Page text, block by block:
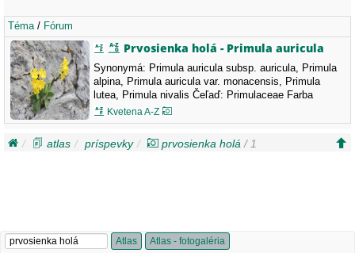
Téma / Fórum
Prvosienka holá - Primula auricula
Synonymá: Primula auricula subsp. auricula, Primula
alpina, Primula auricula var. monacensis, Primula
lutea, Primula nivalis Čeľaď: Primulaceae Farba
kvetov: žltá, Miesto: Malá Fatra, Slovensko, 25.3.2026
Kvetena A-Z
atlas príspevky prvosienka holá / 1
Atlas Atlas - fotogaléria